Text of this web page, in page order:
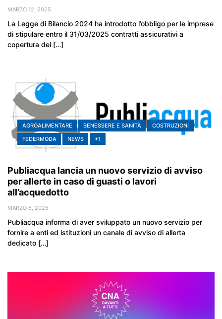
MARZO 12, 2025
La Legge di Bilancio 2024 ha introdotto l’obbligo per le imprese
di stipulare entro il 31/03/2025 contratti assicurativi a
copertura dei […]
AGROALIMENTARE BENESSERE E SANITÀ
COSTRUZIONI
FEDERMODA
NEWS +1
Publiacqua lancia un nuovo servizio di avviso
per allerte in caso di guasti o lavori
all’acquedotto
MARZO 6, 2025
Publiacqua informa di aver sviluppato un nuovo servizio per
fornire a enti ed istituzioni un canale di avviso di allerta
dedicato […]